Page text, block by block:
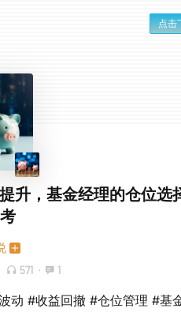
点击
升，基金经理的仓位选
571 · 1
动 #收益回撤 #仓位管理 #基